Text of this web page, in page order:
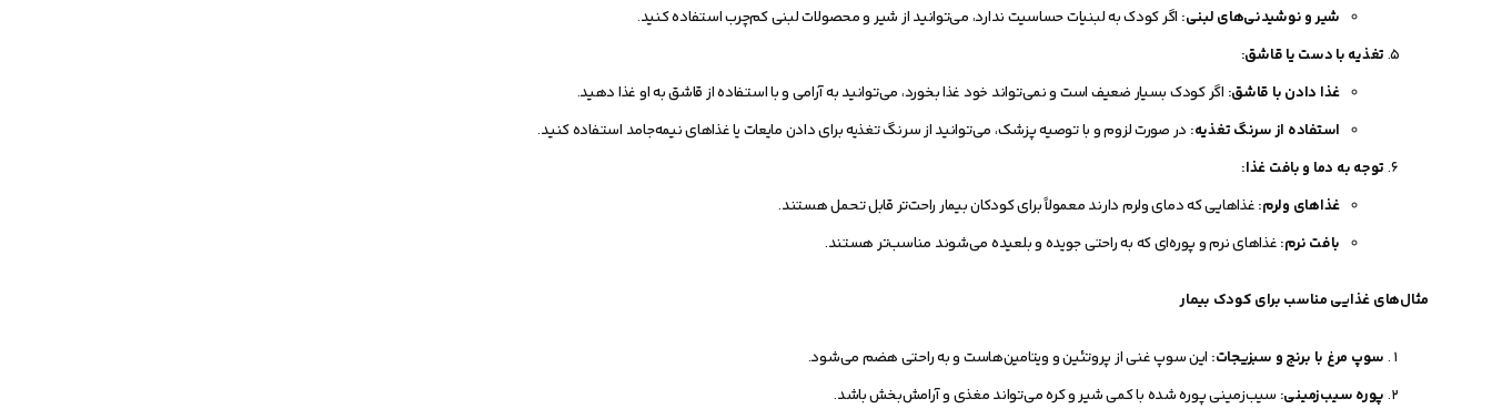
شیر و نوشیدنی‌های لبنی: اگر کودک به لبنیات حساسیت ندارد، می‌توانید از شیر و محصولات لبنی کم‌چرب استفاده کنید.
تغذیه با دست یا قاشق:
غذا دادن با قاشق: اگر کودک بسیار ضعیف است و نمی‌تواند خود غذا بخورد، می‌توانید به آرامی و با استفاده از قاشق به او غذا دهید.
استفاده از سرنگ تغذیه: در صورت لزوم و با توصیه پزشک، می‌توانید از سرنگ تغذیه برای دادن مایعات یا غذاهای نیمه‌جامد استفاده کنید.
توجه به دما و بافت غذا:
غذاهای ولرم: غذاهایی که دمای ولرم دارند معمولاً برای کودکان بیمار راحت‌تر قابل تحمل هستند.
بافت نرم: غذاهای نرم و پوره‌ای که به راحتی جویده و بلعیده می‌شوند مناسب‌تر هستند.
مثال‌های غذایی مناسب برای کودک بیمار
سوپ مرغ با برنج و سبزیجات: این سوپ غنی از پروتئین و ویتامین‌هاست و به راحتی هضم می‌شود.
پوره سیب‌زمینی: سیب‌زمینی پوره شده با کمی شیر و کره می‌تواند مغذی و آرامش‌بخش باشد.